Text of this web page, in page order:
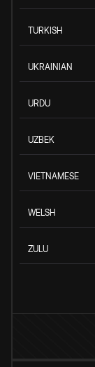
TURKISH
UKRAINIAN
URDU
UZBEK
VIETNAMESE
WELSH
ZULU